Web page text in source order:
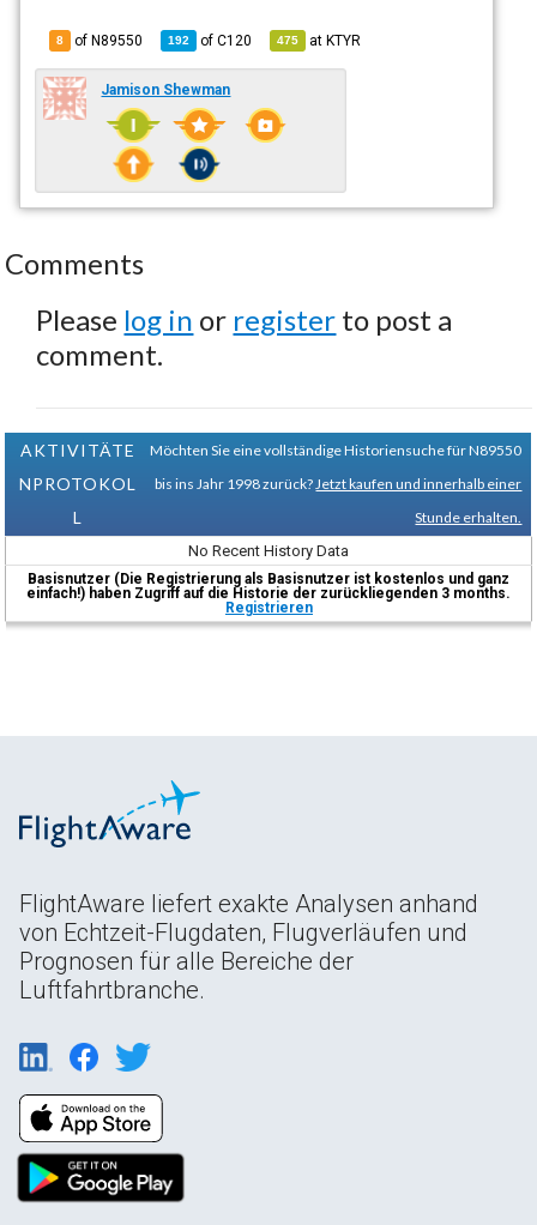
8 of N89550 192 ofC120 475 atKTYR
Jamison Shewman
Comments
Please log in or register to post a
comment.
AKTIVITÄTE
NPROTOKOL
L
Möchten Sie eine vollständige Historiensuche für N89550
bis ins Jahr 1998 zurück? Jetzt kaufen und innerhalb einer
Stunde erhalten.
No Recent History Data
Basisnutzer (Die Registrierung als Basisnutzer ist kostenlos und ganz
einfach!) haben Zugriff auf die Historie der zurückliegenden 3 months.
Registrieren
FlightAware liefert exakte Analysen anhand
von Echtzeit-Flugdaten, Flugverläufen und
Prognosen für alle Bereiche der
Luftfahrtbranche.